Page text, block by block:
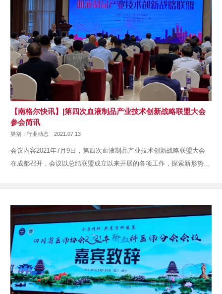
【南格尔快讯】|第四次血液制品产业技术创新战略联盟大会
参会简讯
类别：行业动态 2021.07.13
会议内容2021年7月9日，第四次血液制品产业技术创新战略联盟大会
在成都召开，会议以总结联盟成立以来开展的各项工作，探索新形势下